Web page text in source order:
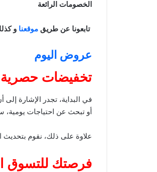
الخصومات الرائعة
تابعونا عن طريق موقعنا و
عروض اليوم
تخفيضات حصرية
في البداية، تجدر الإشارة إلى
أو تبحث عن احتياجات يومية،
علاوة على ذلك، نقوم بتحديث
فرصتك للتسوق